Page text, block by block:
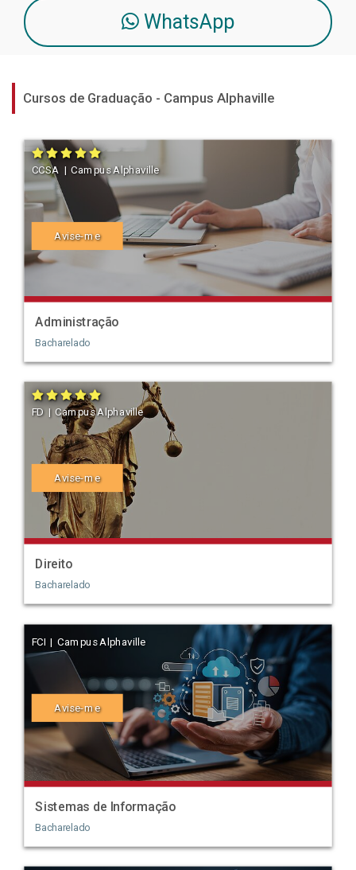
WhatsApp
Cursos de Graduação - Campus Alphaville
CCSA | Campus Alphaville
Avise-me
Administração
Bacharelado
FD | Campus Alphaville
Avise-me
Direito
Bacharelado
FCI | Campus Alphaville
Avise-me
Sistemas de Informação
Bacharelado